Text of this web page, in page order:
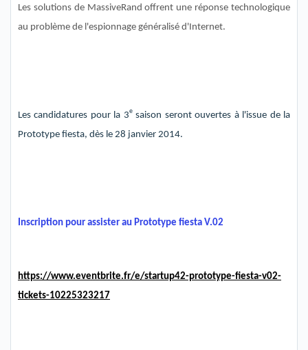
Les solutions de MassiveRand offrent une réponse technologique
au problème de l'espionnage généralisé d'Internet.
Les candidatures pour la 3esaison seront ouvertes à l'issue de la
Prototype fiesta, dès le 28 janvier 2014.
Inscription pour assister au Prototype fiesta V.02
https://www.eventbrite.fr/e/startup42-prototype-fiesta-v02-
tickets-10225323217